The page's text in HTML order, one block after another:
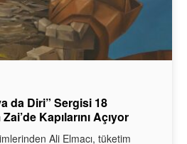
da Diri” Sergisi 18
Kapılarını Açıyor
Ali Elmacı, tüketim